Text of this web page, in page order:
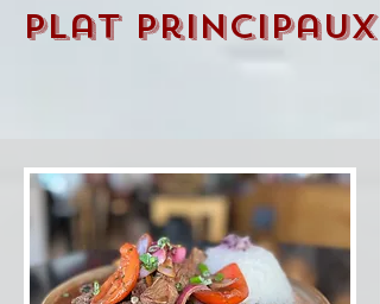
Plat principaux